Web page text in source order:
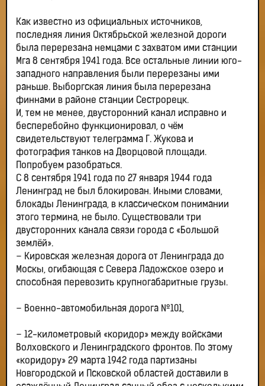
Как известно из официальных источников,
последняя линия Октябрьской железной дороги
была перерезана немцами с захватом ими станции
Мга 8 сентября 1941 года. Все остальные линии юго-
западного направления были перерезаны ими
раньше. Выборгская линия была перерезана
финнами в районе станции Сестрорецк.
И, тем не менее, двусторонний канал исправно и
бесперебойно функционировал, о чём
свидетельствуют телеграмма Г. Жукова и
фотография танков на Дворцовой площади.
Попробуем разобраться.
С 8 сентября 1941 года по 27 января 1944 года
Ленинград не был блокирован. Иными словами,
блокады Ленинграда, в классическом понимании
этого термина, не было. Существовали три
двусторонних канала связи города с «Большой
землёй».
– Кировская железная дорога от Ленинграда до
Москы, огибающая с Севера Ладожское озеро и
способная перевозить крупногабаритные грузы.
– Военно-автомобильная дорога №101,
– 12-километровый «коридор» между войсками
Волховского и Ленинградского фронтов. По этому
«коридору» 29 марта 1942 года партизаны
Новгородской и Псковской областей доставили в